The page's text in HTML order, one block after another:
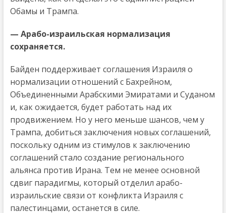
Обамы и Трампа.
— Арабо-израильская нормализация
сохраняется.
Байден поддерживает соглашения Израиля о
нормализации отношений с Бахрейном,
Объединенными Арабскими Эмиратами и Суданом
и, как ожидается, будет работать над их
продвижением. Но у него меньше шансов, чем у
Трампа, добиться заключения новых соглашений,
поскольку одним из стимулов к заключению
соглашений стало создание регионального
альянса против Ирана. Тем не менее основной
сдвиг парадигмы, который отделил арабо-
израильские связи от конфликта Израиля с
палестинцами, останется в силе.